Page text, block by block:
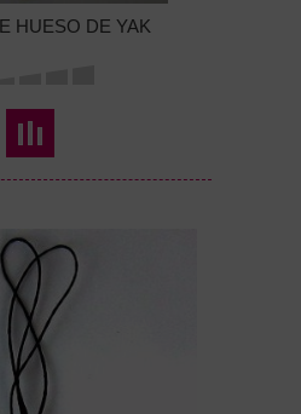
HUESO DE YAK